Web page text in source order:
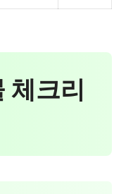
크리